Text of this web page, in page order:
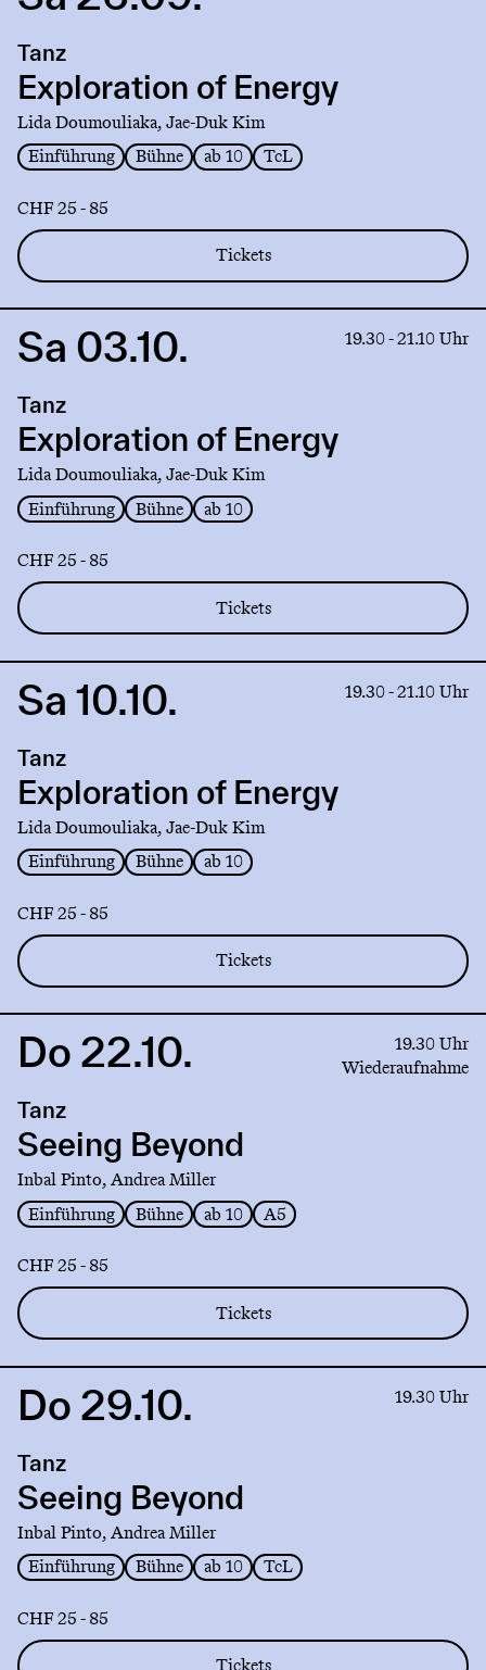
Exploration
Energy
Tanz
Exploration of Energy
Lida Doumouliaka, Jae-Duk Kim
Einführung
Bühne ab 10 TcL
CHF 25 - 85
Tickets
Link
Exploration
Energy
Sa 03.10. 19.30 - 21.10 Uhr
Tanz
Exploration of Energy
Lida Doumouliaka, Jae-Duk Kim
Einführung
Bühne ab 10
CHF 25 - 85
Tickets
Link
Exploration
Energy
Sa 10.10. 19.30 - 21.10 Uhr
Tanz
Exploration of Energy
Lida Doumouliaka, Jae-Duk Kim
Einführung
Bühne ab 10
CHF 25 - 85
Tickets
Link
Seeing
Beyond
Do 22.10.
19.30 Uhr
Wiederaufnahme
Tanz
Seeing Beyond
Inbal Pinto, Andrea Miller
Einführung
Bühne ab 10 A5
CHF 25 - 85
Tickets
Link
Seeing
Beyond
Do 29.10. 19.30 Uhr
Tanz
Seeing Beyond
Inbal Pinto, Andrea Miller
Einführung
Bühne ab 10 TcL
CHF 25 - 85